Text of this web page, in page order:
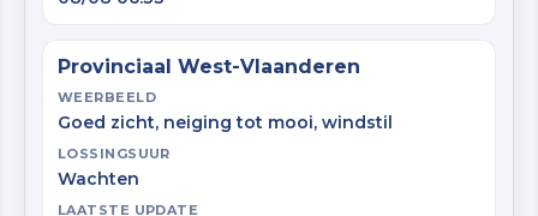
Provinciaal West-Vlaanderen
WEERBEELD
Goed zicht, neiging tot mooi, windstil
LOSSINGSUUR
Wachten
LAATSTE UPDATE